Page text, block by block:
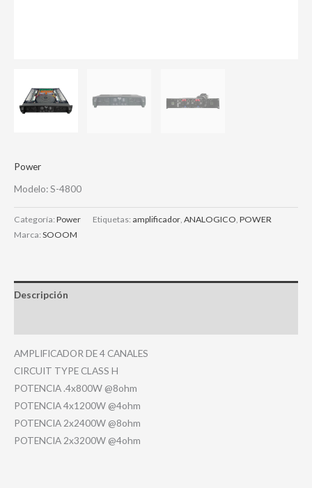
Power
Modelo: S-4800
Categoría: Power Etiquetas: amplificador, ANALOGICO, POWER
Marca: SOOOM
Descripción
AMPLIFICADOR DE 4 CANALES
CIRCUIT TYPE CLASS H
POTENCIA .4x800W @8ohm
POTENCIA 4x1200W @4ohm
POTENCIA 2x2400W @8ohm
POTENCIA 2x3200W @4ohm